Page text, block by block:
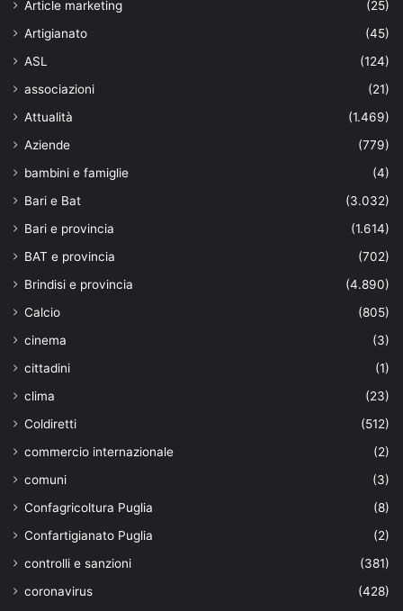
Article marketing
(25)
Artigianato
(45)
ASL
(124)
associazioni
(21)
Attualità
(1.469)
Aziende
(779)
bambini e famiglie
(4)
Bari e Bat
(3.032)
Bari e provincia
(1.614)
BAT e provincia
(702)
Brindisi e provincia
(4.890)
Calcio
(805)
cinema
(3)
cittadini
(1)
clima
(23)
Coldiretti
(512)
commercio internazionale
(2)
comuni
(3)
Confagricoltura Puglia
(8)
Confartigianato Puglia
(2)
controlli e sanzioni
(381)
coronavirus
(428)